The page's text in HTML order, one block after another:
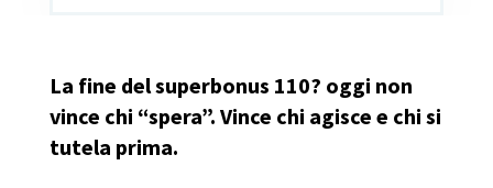
La fine del superbonus 110? oggi non
vince chi “spera”. Vince chi agisce e chi si
tutela prima.